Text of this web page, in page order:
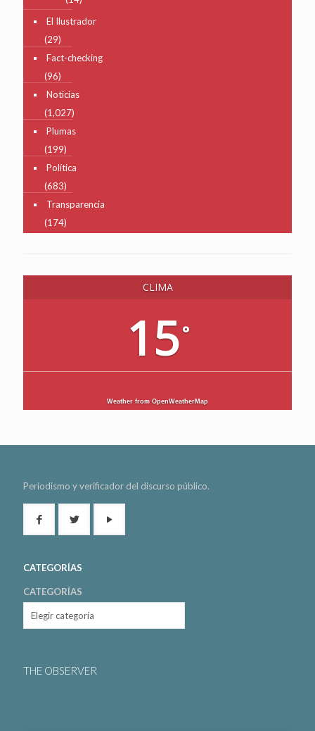
El Ilustrador
(29)
Fact-checking
(96)
Noticias
(1,027)
Plumas
(199)
Política
(683)
Transparencia
(174)
CLIMA
15°
Weather from OpenWeatherMap
Periodismo y verificador del discurso público.
CATEGORÍAS
CATEGORÍAS
THE OBSERVER